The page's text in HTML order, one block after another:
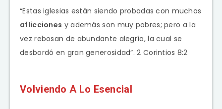
“Estas iglesias están siendo probadas con muchas
aflicciones y además son muy pobres; pero a la
vez rebosan de abundante alegría, la cual se
desbordó en gran generosidad”. 2 Corintios 8:2
Volviendo A Lo Esencial